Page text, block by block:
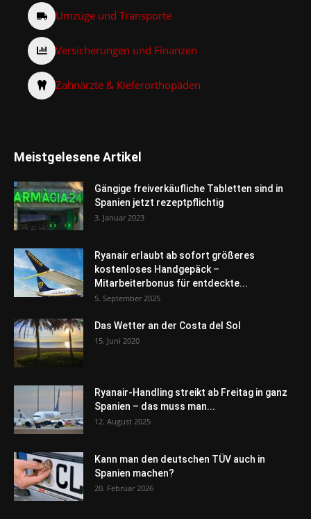
Umzüge und Transporte
Versicherungen und Finanzen
Zahnärzte & Kieferorthopäden
Meistgelesene Artikel
Gängige freiverkäufliche Tabletten sind in
Spanien jetzt rezeptpflichtig
3. Januar 2023
Ryanair erlaubt ab sofort größeres
kostenloses Handgepäck –
Mitarbeiterbonus für entdeckte...
5. September 2025
Das Wetter an der Costa del Sol
15. Juni 2020
Ryanair-Handling streikt ab Freitag in ganz
Spanien – das muss man...
12. August 2025
Kann man den deutschen TÜV auch in
Spanien machen?
20. Februar 2026